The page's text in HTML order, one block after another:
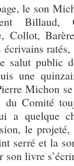
le son
Collot,
écrivains
salut public
une
Michon
du Comité
a quelque
le
serré et la
son livre